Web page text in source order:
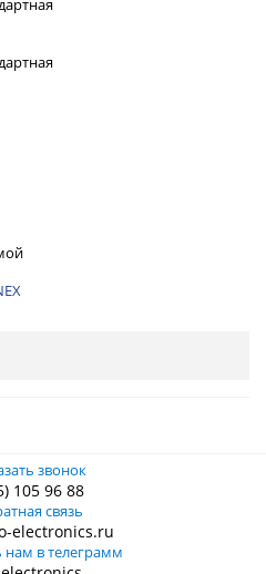
звонок
105 96 88
связь
electronics.ru
нам в телеграмм